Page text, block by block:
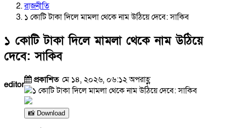
রাজনীতি
১ কোটি টাকা দিলে মামলা থেকে নাম উঠিয়ে দেবে: সাকিব
১ কোটি টাকা দিলে মামলা থেকে নাম উঠিয়ে
দেবে: সাকিব
editor প্রকাশিত মে ১৪, ২০২৬, ০৬:১২ অপরাহ্ণ
📸 Download